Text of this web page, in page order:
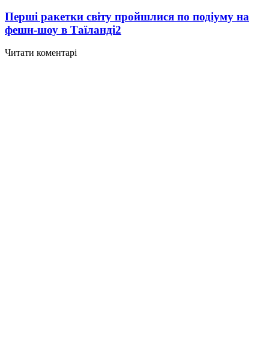
Перші ракетки світу пройшлися по подіуму на
фешн-шоу в Таїланді2
Читати коментарі